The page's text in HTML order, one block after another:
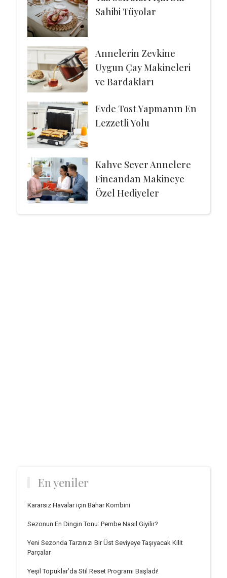
Sahibi Tüyolar
Annelerin Zevkine
Uygun Çay Makineleri
ve Bardakları
Evde Tost Yapmanın En
Lezzetli Yolu
Kahve Sever Annelere
Fincandan Makineye
Özel Hediyeler
En yeniler
Kararsız Havalar için Bahar Kombini
Sezonun En Dingin Tonu: Pembe Nasıl Giyilir?
Yeni Sezonda Tarzınızı Bir Üst Seviyeye Taşıyacak Kilit
Parçalar
Yeşil Topuklar’da Stil Reset Programı Başladı!